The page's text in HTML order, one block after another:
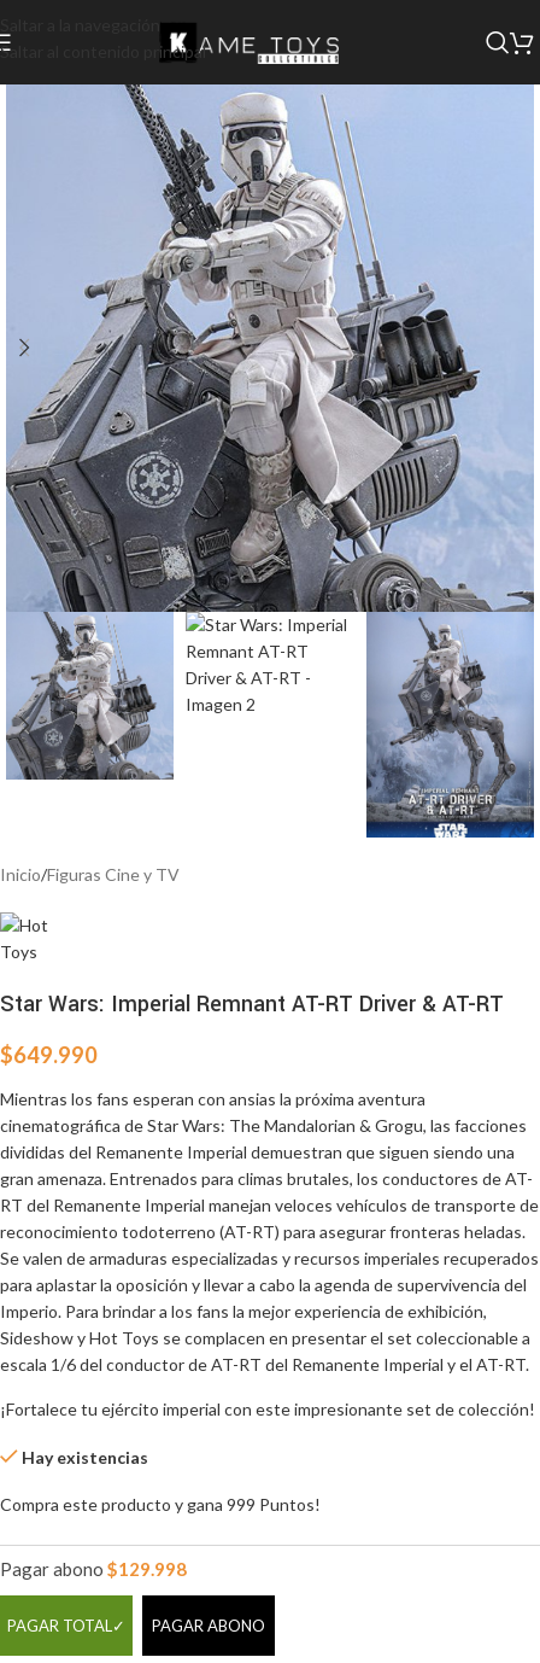
Saltar al contenido principal
Inicio/Figuras Cine y TV
Star Wars: Imperial Remnant AT-RT Driver & AT-RT
$649.990
Mientras los fans esperan con ansias la próxima aventura
cinematográfica de Star Wars: The Mandalorian & Grogu, las facciones
divididas del Remanente Imperial demuestran que siguen siendo una
gran amenaza. Entrenados para climas brutales, los conductores de AT-
RT del Remanente Imperial manejan veloces vehículos de transporte de
reconocimiento todoterreno (AT-RT) para asegurar fronteras heladas.
Se valen de armaduras especializadas y recursos imperiales recuperados
para aplastar la oposición y llevar a cabo la agenda de supervivencia del
Imperio. Para brindar a los fans la mejor experiencia de exhibición,
Sideshow y Hot Toys se complacen en presentar el set coleccionable a
escala 1/6 del conductor de AT-RT del Remanente Imperial y el AT-RT.
¡Fortalece tu ejército imperial con este impresionante set de colección!
Hay existencias
Compra este producto y gana 999 Puntos!
Pagar abono $129.998
PAGAR TOTAL PAGAR ABONO